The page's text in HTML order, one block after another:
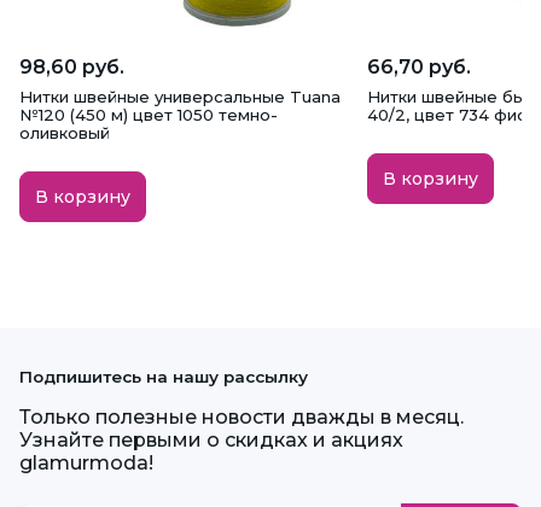
98,60 руб.
Нитки швейные универсальные Tuana
№120 (450 м) цвет 1050 темно-
оливковый
В корзину
66,70 руб.
Нитки швейные
40/2, цвет 734
В корзину
Подпишитесь на нашу рассылку
Только полезные новости дважды в месяц.
Узнайте первыми о скидках и акциях
glamurmoda!